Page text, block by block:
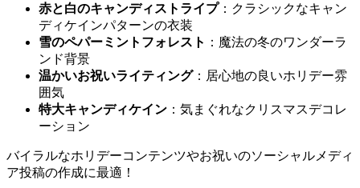
赤と白のキャンディストライプ：クラシックなキャン
ディケインパターンの衣装
雪のペパーミントフォレスト ：魔法の冬のワンダーラ
ンド背景
温かいお祝いライティング：居心地の良いホリデー雰
囲気
特大キャンディケイン ：気まぐれなクリスマスデコレ
ーション
バイラルなホリデーコンテンツやお祝いのソーシャルメディ
ア投稿の作成に最適！